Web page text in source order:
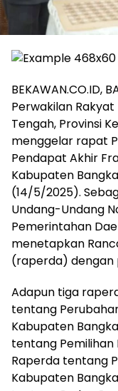
BEKAWAN.CO.ID,
Perwakilan
Tengah, Provinsi
menggelar rapat
Pendapat Akhir
Kabupaten
(14/5/2025).
Undang-Undang
Pemerintahan
menetapkan
(raperda) dengan
‎Adapun tiga
tentang
Kabupaten
tentang Pemilihan
Raperda tentang
Kabupaten